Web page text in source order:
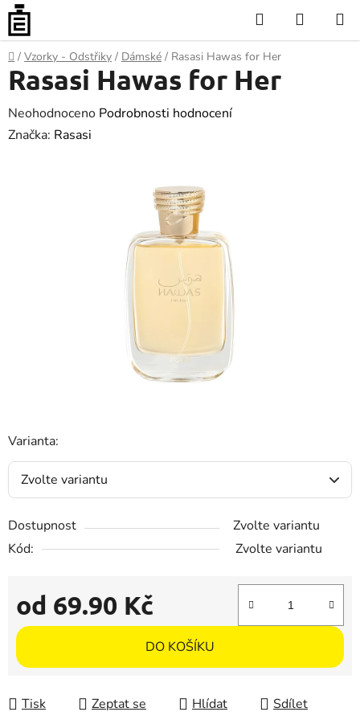
Přejít
obsah
Hledat
KOŠÍK
Domů
/ Vzorky - Odstřiky / Dámské / Rasasi Hawas for Her
Varianta:
Dostupnost
Zvolte variantu
Kód:
Zvolte variantu
od 69.90 Kč
Měrná cena:
DO KOŠÍKU
Tisk Zeptat se Hlídat Sdílet
Rasasi Hawas for Her
Průměrné
hodnocení
Neohodnoceno Podrobnosti hodnocení
Značka: Rasasi